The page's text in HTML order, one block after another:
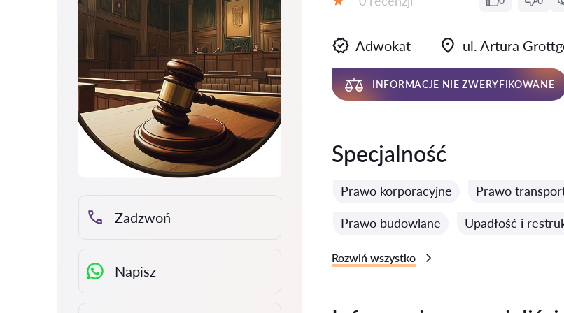
Zadzwoń
Napisz
Adwokat ul. Artura
INFORMACJE NIE ZWERYFIKOWANE
Specjalność
Prawo korporacyjne Prawo
Prawo budowlane Upadłość i
Rozwiń wszystko